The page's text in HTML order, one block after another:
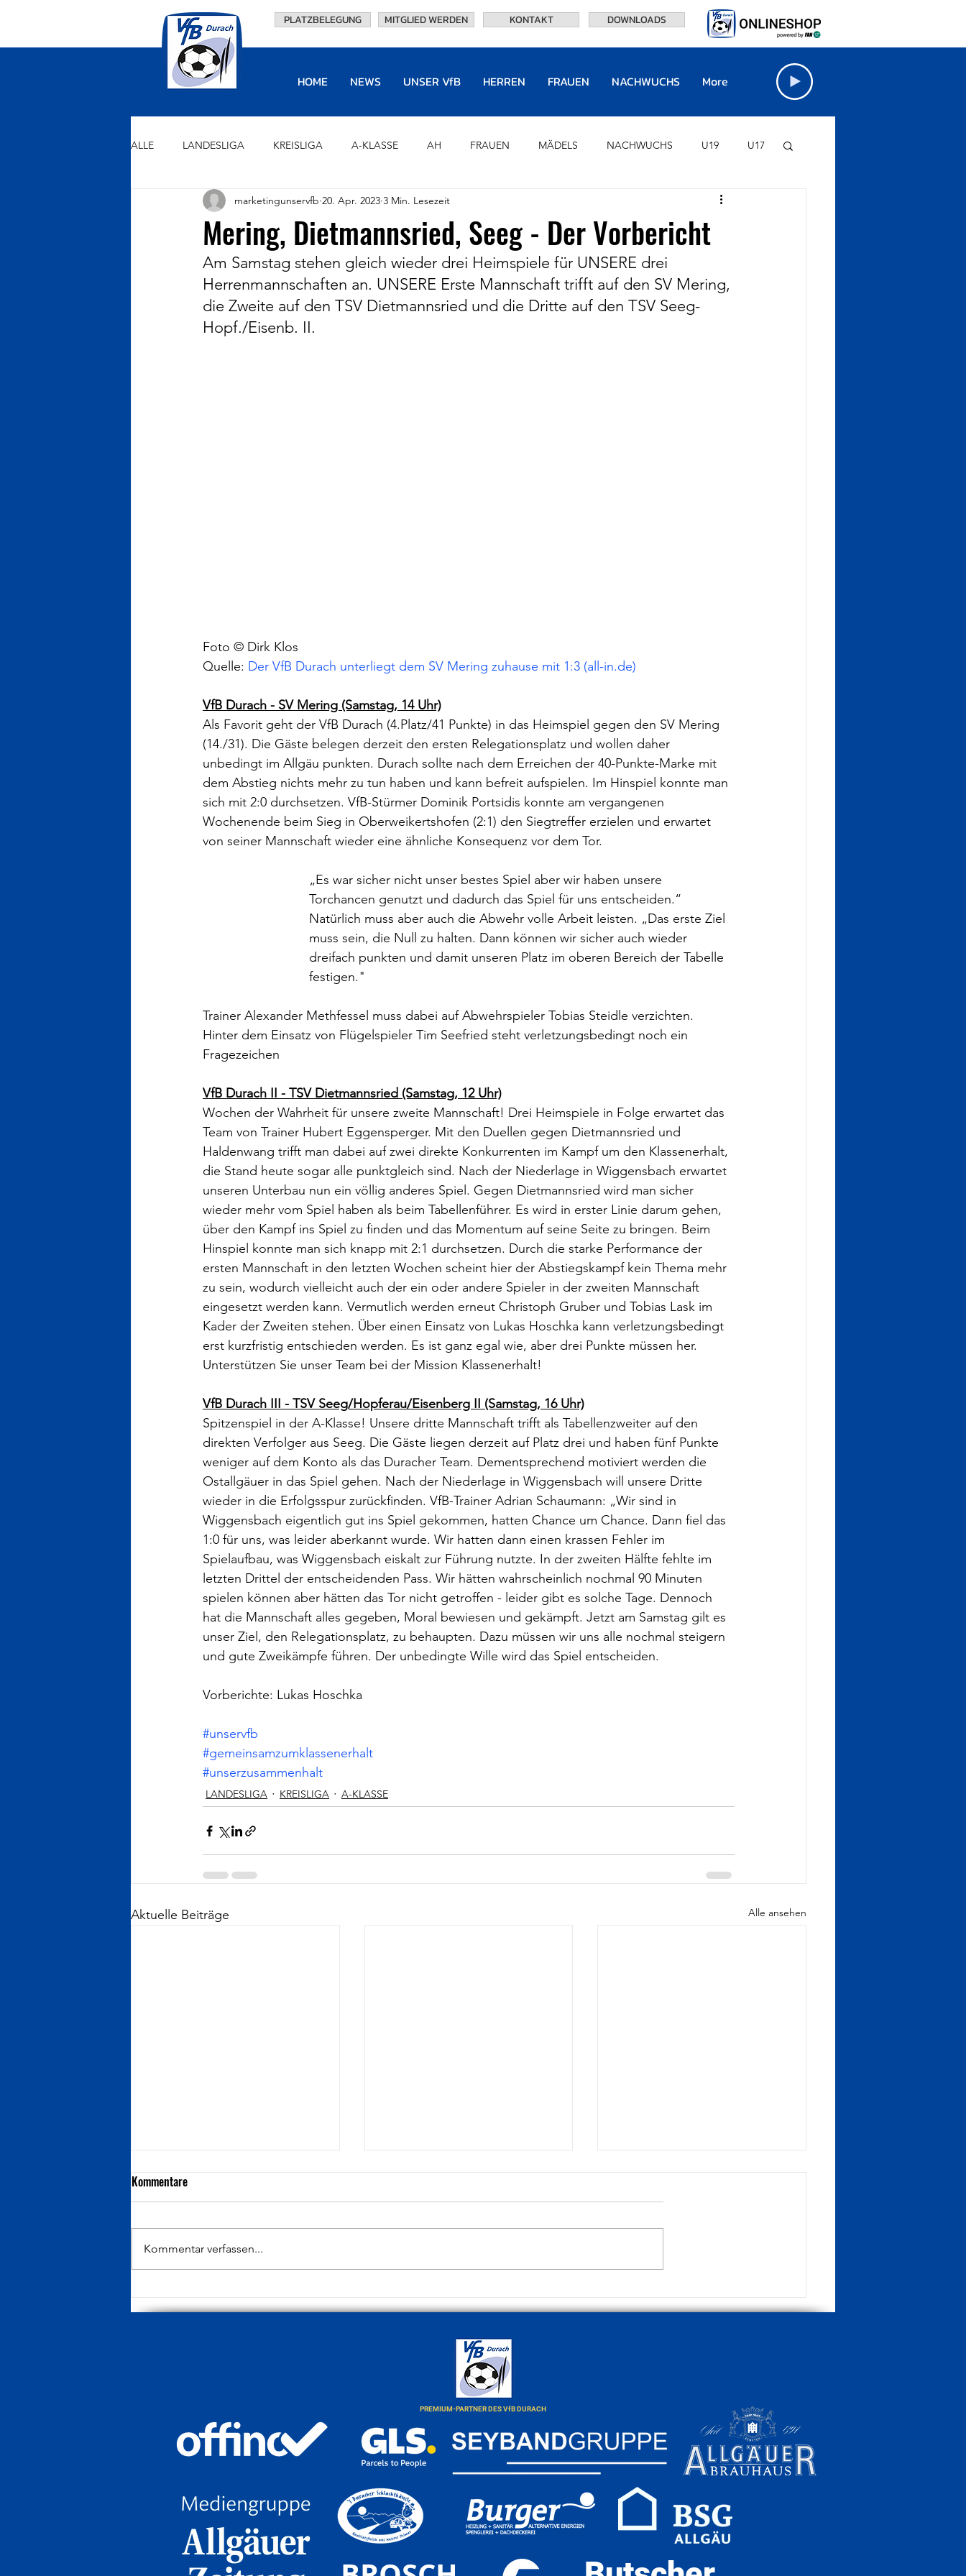
PLATZBELEGUNG MITGLIED WERDEN KONTAKT DOWNLOADS
HOME NEWS UNSER VfB HERREN FRAUEN NACHWUCHS More
ALLE LANDESLIGA KREISLIGA A-KLASSE AH FRAUEN MÄDELS NACHWUCHS U19 U17
U13 U11 U9 U8 CHRONIK
VORSTAND FÖRDERVEREIN TRAININGSANLAGEN EHRENVORSTAND NEWS VfB BÖRSE
Mering, Dietmannsried, Seeg - Der Vorbericht
marketingunservfb 20. Apr. 2023 3 Min. Lesezeit
Am Samstag stehen gleich wieder drei Heimspiele für UNSERE drei
Herrenmannschaften an. UNSERE Erste Mannschaft trifft auf den SV Mering,
die Zweite auf den TSV Dietmannsried und die Dritte auf den TSV Seeg-
Hopf./Eisenb. II.
Foto © Dirk Klos
Quelle: Der VfB Durach unterliegt dem SV Mering zuhause mit 1:3 (all-in.de)
VfB Durach - SV Mering (Samstag, 14 Uhr)
Als Favorit geht der VfB Durach (4.Platz/41 Punkte) in das Heimspiel gegen den SV Mering
(14./31). Die Gäste belegen derzeit den ersten Relegationsplatz und wollen daher
unbedingt im Allgäu punkten. Durach sollte nach dem Erreichen der 40-Punkte-Marke mit
dem Abstieg nichts mehr zu tun haben und kann befreit aufspielen. Im Hinspiel konnte man
sich mit 2:0 durchsetzen. VfB-Stürmer Dominik Portsidis konnte am vergangenen
Wochenende beim Sieg in Oberweikertshofen (2:1) den Siegtreffer erzielen und erwartet
von seiner Mannschaft wieder eine ähnliche Konsequenz vor dem Tor.
„Es war sicher nicht unser bestes Spiel aber wir haben unsere
Torchancen genutzt und dadurch das Spiel für uns entscheiden.“
Natürlich muss aber auch die Abwehr volle Arbeit leisten. „Das erste Ziel
muss sein, die Null zu halten. Dann können wir sicher auch wieder
dreifach punkten und damit unseren Platz im oberen Bereich der Tabelle
festigen."
Trainer Alexander Methfessel muss dabei auf Abwehrspieler Tobias Steidle verzichten.
Hinter dem Einsatz von Flügelspieler Tim Seefried steht verletzungsbedingt noch ein
Fragezeichen
VfB Durach II - TSV Dietmannsried (Samstag, 12 Uhr)
Wochen der Wahrheit für unsere zweite Mannschaft! Drei Heimspiele in Folge erwartet das
Team von Trainer Hubert Eggensperger. Mit den Duellen gegen Dietmannsried und
Haldenwang trifft man dabei auf zwei direkte Konkurrenten im Kampf um den Klassenerhalt,
die Stand heute sogar alle punktgleich sind. Nach der Niederlage in Wiggensbach erwartet
unseren Unterbau nun ein völlig anderes Spiel. Gegen Dietmannsried wird man sicher
wieder mehr vom Spiel haben als beim Tabellenführer. Es wird in erster Linie darum gehen,
über den Kampf ins Spiel zu finden und das Momentum auf seine Seite zu bringen. Beim
Hinspiel konnte man sich knapp mit 2:1 durchsetzen. Durch die starke Performance der
ersten Mannschaft in den letzten Wochen scheint hier der Abstiegskampf kein Thema mehr
zu sein, wodurch vielleicht auch der ein oder andere Spieler in der zweiten Mannschaft
eingesetzt werden kann. Vermutlich werden erneut Christoph Gruber und Tobias Lask im
Kader der Zweiten stehen. Über einen Einsatz von Lukas Hoschka kann verletzungsbedingt
erst kurzfristig entschieden werden. Es ist ganz egal wie, aber drei Punkte müssen her.
Unterstützen Sie unser Team bei der Mission Klassenerhalt!
VfB Durach III - TSV Seeg/Hopferau/Eisenberg II (Samstag, 16 Uhr)
Spitzenspiel in der A-Klasse! Unsere dritte Mannschaft trifft als Tabellenzweiter auf den
direkten Verfolger aus Seeg. Die Gäste liegen derzeit auf Platz drei und haben fünf Punkte
weniger auf dem Konto als das Duracher Team. Dementsprechend motiviert werden die
Ostallgäuer in das Spiel gehen. Nach der Niederlage in Wiggensbach will unsere Dritte
wieder in die Erfolgsspur zurückfinden. VfB-Trainer Adrian Schaumann: „Wir sind in
Wiggensbach eigentlich gut ins Spiel gekommen, hatten Chance um Chance. Dann fiel das
1:0 für uns, was leider aberkannt wurde. Wir hatten dann einen krassen Fehler im
Spielaufbau, was Wiggensbach eiskalt zur Führung nutzte. In der zweiten Hälfte fehlte im
letzten Drittel der entscheidenden Pass. Wir hätten wahrscheinlich nochmal 90 Minuten
spielen können aber hätten das Tor nicht getroffen - leider gibt es solche Tage. Dennoch
hat die Mannschaft alles gegeben, Moral bewiesen und gekämpft. Jetzt am Samstag gilt es
unser Ziel, den Relegationsplatz, zu behaupten. Dazu müssen wir uns alle nochmal steigern
und gute Zweikämpfe führen. Der unbedingte Wille wird das Spiel entscheiden.
Vorberichte: Lukas Hoschka
#unservfb
#gemeinsamzumklassenerhalt
#unserzusammenhalt
LANDESLIGA KREISLIGA A-KLASSE
Aktuelle Beiträge Alle ansehen
Germaringen
Stadion
Kommentare
Kommentar verfassen...
PREMIUM-PARTNER DES VfB DURACH